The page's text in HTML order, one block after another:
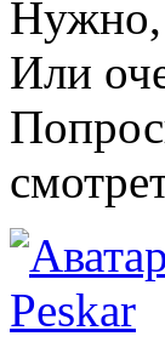
Нужно,
Или
Peskar